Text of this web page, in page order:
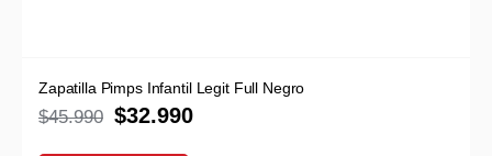
Zapatilla Pimps Infantil Legit Full Negro
$45.990 $32.990